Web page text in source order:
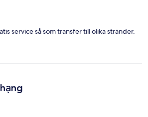
service så som transfer till olika stränder.